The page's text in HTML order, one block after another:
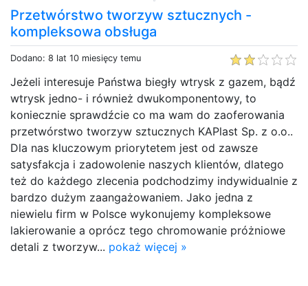
Przetwórstwo tworzyw sztucznych -
kompleksowa obsługa
Dodano: 8 lat 10 miesięcy temu
Jeżeli interesuje Państwa biegły wtrysk z gazem, bądź
wtrysk jedno- i również dwukomponentowy, to
koniecznie sprawdźcie co ma wam do zaoferowania
przetwórstwo tworzyw sztucznych KAPlast Sp. z o.o..
Dla nas kluczowym priorytetem jest od zawsze
satysfakcja i zadowolenie naszych klientów, dlatego
też do każdego zlecenia podchodzimy indywidualnie z
bardzo dużym zaangażowaniem. Jako jedna z
niewielu firm w Polsce wykonujemy kompleksowe
lakierowanie a oprócz tego chromowanie próżniowe
detali z tworzyw... pokaż więcej »